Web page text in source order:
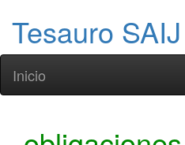
Tesauro SAIJ
Inicio